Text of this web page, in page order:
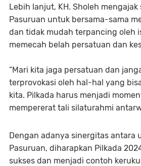
Lebih lanjut, KH. Sholeh
Pasuruan untuk bersama-sama
dan tidak mudah terpancing oleh
memecah belah persatuan dan
“Mari kita jaga persatuan dan
terprovokasi oleh hal-hal yang
kita. Pilkada harus menjadi
mempererat tali silaturahmi
Dengan adanya sinergitas antara
Pasuruan, diharapkan Pilkada
sukses dan menjadi contoh